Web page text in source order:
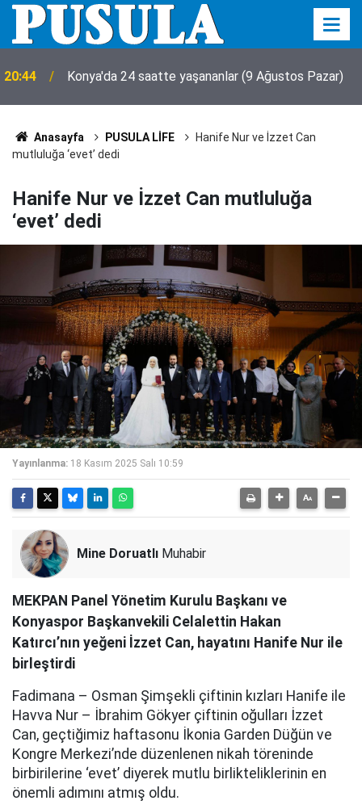
20:44 Konya'da 24 saatte yaşananlar (9 Ağustos Pazar)
Anasayfa PUSULA LİFE
Hanife Nur ve İzzet Can
mutluluğa ‘evet’ dedi
Hanife Nur ve İzzet Can mutluluğa
‘evet’ dedi
Yayınlanma: 18 Kasım 2025 Salı 10:59
Mine Doruatlı Muhabir
MEKPAN Panel Yönetim Kurulu Başkanı ve
Konyaspor Başkanvekili Celalettin Hakan
Katırcı’nın yeğeni İzzet Can, hayatını Hanife Nur ile
birleştirdi
Fadimana – Osman Şimşekli çiftinin kızları Hanife ile
Havva Nur – İbrahim Gökyer çiftinin oğulları İzzet
Can, geçtiğimiz haftasonu İkonia Garden Düğün ve
Kongre Merkezi’nde düzenlenen nikah töreninde
birbirilerine ‘evet’ diyerek mutlu birlikteliklerinin en
önemli adımını atmış oldu.